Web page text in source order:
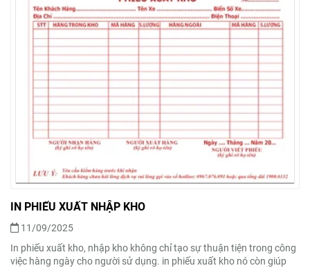
IN PHIẾU XUẤT NHẬP KHO
11/09/2025
In phiếu xuất kho, nhập kho không chỉ tạo sự thuận tiện trong công
việc hàng ngày cho người sử dụng. in phiếu xuất kho nó còn giúp